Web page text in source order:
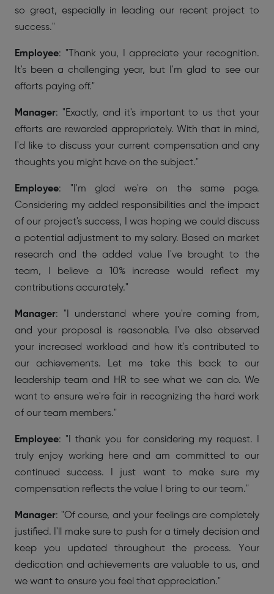
so great, especially in leading our recent project to
success."
Employee: "Thank you, I appreciate your recognition.
It's been a challenging year, but I'm glad to see our
efforts paying off."
Manager: "Exactly, and it's important to us that your
efforts are rewarded appropriately. With that in mind,
I'd like to discuss your current compensation and any
thoughts you might have on the subject."
Employee: "I'm glad we're on the same page.
Considering my added responsibilities and the impact
of our project's success, I was hoping we could discuss
a potential adjustment to my salary. Based on market
research and the added value I've brought to the
team, I believe a 10% increase would reflect my
contributions accurately."
Manager: "I understand where you're coming from,
and your proposal is reasonable. I've also observed
your increased workload and how it's contributed to
our achievements. Let me take this back to our
leadership team and HR to see what we can do. We
want to ensure we're fair in recognizing the hard work
of our team members."
Employee: "I thank you for considering my request. I
truly enjoy working here and am committed to our
continued success. I just want to make sure my
compensation reflects the value I bring to our team."
Manager: "Of course, and your feelings are completely
justified. I'll make sure to push for a timely decision and
keep you updated throughout the process. Your
dedication and achievements are valuable to us, and
we want to ensure you feel that appreciation."